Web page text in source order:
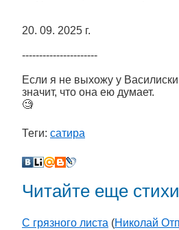
20. 09. 2025 г.
----------------------
Если я не выхожу у
значит, что она ею думает.
🧐
Теги: сатира
Читайте еще стихи
С грязного листа (Николай